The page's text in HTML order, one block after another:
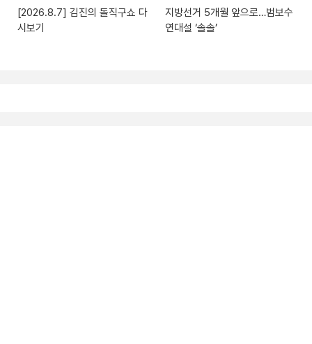
[2026.8.7] 김진의 돌직구쇼 다
시보기
지방선거 5개월 앞으로…범보수
연대설 ‘솔솔’